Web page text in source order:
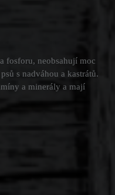
fosforu, neobsahují moc
s nadváhou a kastrátů.
a minerály a mají